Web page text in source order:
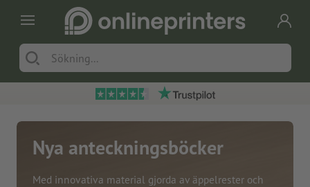
Nya anteckningsböcker
Med innovativa material gjorda av äppelrester och